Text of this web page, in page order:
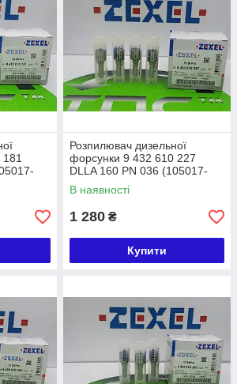
Розпилювач дизельної
форсунки 9 432 610 227
DLLA 160 PN 036 (105017-
0360) ZEXEL MITSUBISHI
В наявності
1 280 ₴
Купити